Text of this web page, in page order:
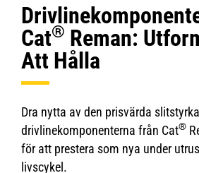
Cat® Reman:
Att Hålla
Dra nytta av den prisvärda
drivlinekomponenterna från Cat®
för att prestera som nya under
livscykel.